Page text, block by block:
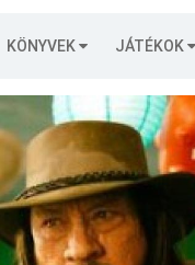
KÖNYVEK JÁTÉKOK